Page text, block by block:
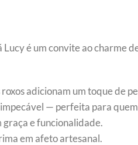
é um convite ao charme
adicionam um toque de
— perfeita para
graça e funcionalidade.
em afeto artesanal.